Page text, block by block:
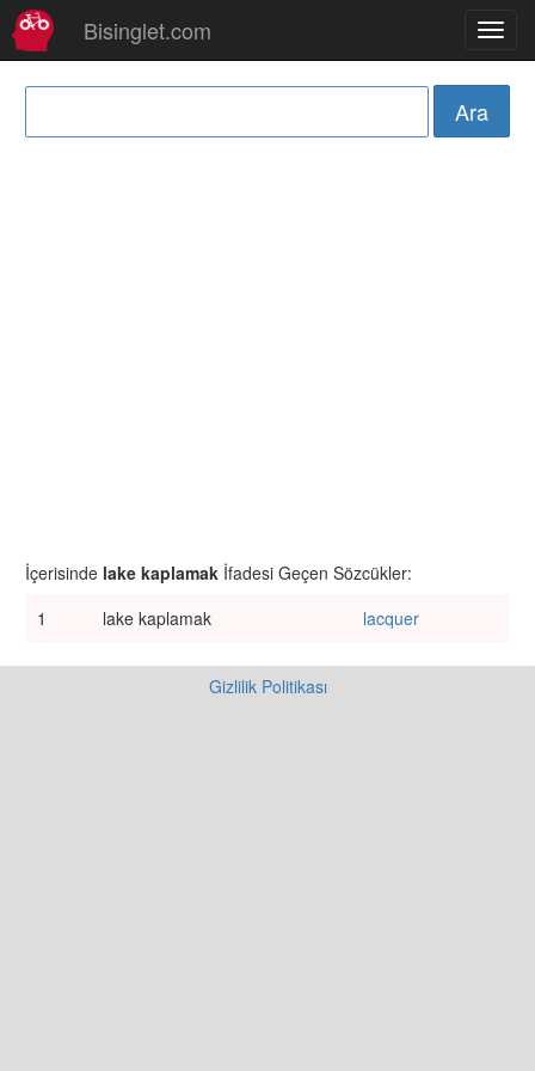
Bisinglet.com
İçerisinde lake kaplamak İfadesi Geçen Sözcükler:
1
lake kaplamak lacquer
Gizlilik Politikası